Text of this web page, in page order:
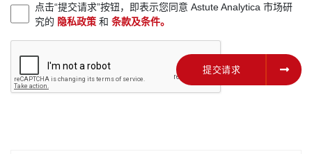
点击“提交请求”按钮，即表示您同意 Astute Analytica 市场研
究的 隐私政策 和条款及条件。
提交请求